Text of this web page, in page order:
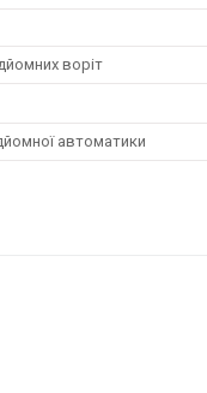
воріт
автоматики